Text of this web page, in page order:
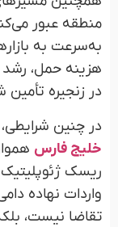
منطقه عبور
به‌سرعت به
هزینه حمل، رشد
در زنجیره تأمین
در چنین
خلیج فارس
ریسک ژئوپلیتیک
واردات نهاده
تقاضا نیست،